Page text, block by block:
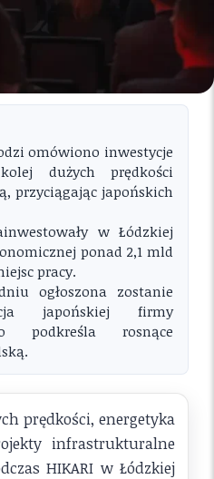
omówiono inwestycje
dużych prędkości
przyciągając japońskich
w Łódzkiej
ponad 2,1 mld
pracy.
ogłoszona zostanie
japońskiej firmy
rosnące
prędkości, energetyka
infrastrukturalne
HIKARI w Łódzkiej